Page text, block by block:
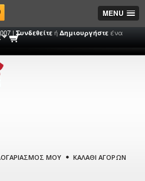
MENU
| Συνδεθείτε ή Δημιουργήστε ένα
ΜΟΥ
ΚΑΛΆΘΙ ΑΓΟΡΏΝ